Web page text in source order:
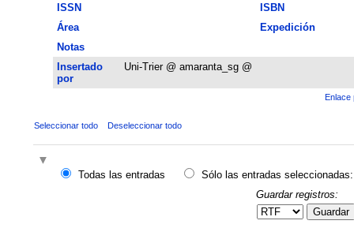
ISSN
ISBN
Área
Expedición
Notas
Insertado
por
Uni-Trier @ amaranta_sg @
Enlace
Seleccionar todo Deseleccionar todo
Todas las entradas
Sólo las entradas seleccionadas:
Guardar registros:
Guardar